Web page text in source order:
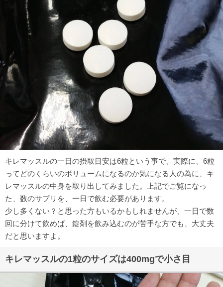
キレマッスルの一日の摂取目安は6粒という事で、実際に、6粒
ってどのくらいのボリュームになるのか気になる人の為に、キ
レマッスルの中身を取り出してみました。上記でご覧になっ
た、数のサプリを、一日で飲む必要があります。
少し多くない？と思った方もいるかもしれませんが、一日で数
回に分けて飲めば、錠剤を飲み込むのが苦手な方でも、大丈夫
だと思いますよ。
キレマッスルの1粒のサイズは400mgで小さ目